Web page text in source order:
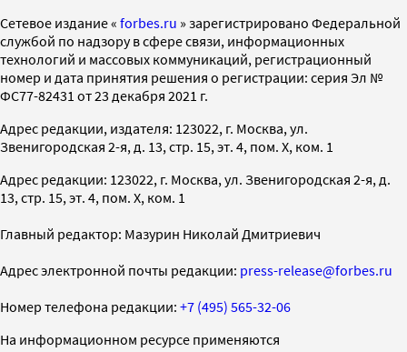
Cетевое издание « forbes.ru » зарегистрировано Федеральной
службой по надзору в сфере связи, информационных
технологий и массовых коммуникаций, регистрационный
номер и дата принятия решения о регистрации: серия Эл №
ФС77-82431 от 23 декабря 2021 г.
Адрес редакции, издателя: 123022, г. Москва, ул.
Звенигородская 2-я, д. 13, стр. 15, эт. 4, пом. X, ком. 1
Адрес редакции: 123022, г. Москва, ул. Звенигородская 2-я, д.
13, стр. 15, эт. 4, пом. X, ком. 1
Главный редактор: Мазурин Николай Дмитриевич
Адрес электронной почты редакции: press-release@forbes.ru
Номер телефона редакции: +7 (495) 565-32-06
На информационном ресурсе применяются